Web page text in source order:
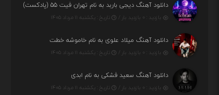
دانلود آهنگ دیجی باربد به نام تهران فیت ۵۵ (پادکست)
بازدید : ۰ بازدید بار / تاریخ : یکشنبه ۱۱ مرداد ۱۴۰۵
دانلود آهنگ میلاد علوی به نام خاموشه خطت
بازدید : ۰ بازدید بار / تاریخ : یکشنبه ۱۱ مرداد ۱۴۰۵
دانلود آهنگ سعید فشکی به نام ابدی
بازدید : ۰ بازدید بار / تاریخ : یکشنبه ۱۱ مرداد ۱۴۰۵